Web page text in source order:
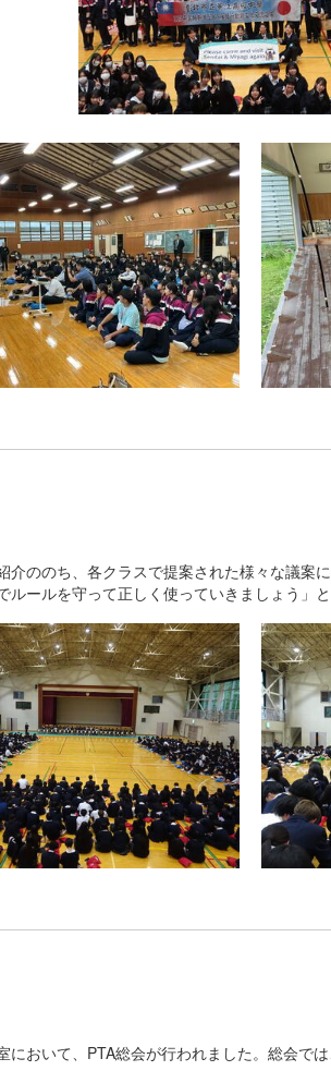
ののち、各クラスで提案された様々な議案
ールを守って正しく使っていきましょう」
おいて、PTA総会が行われました。総会で